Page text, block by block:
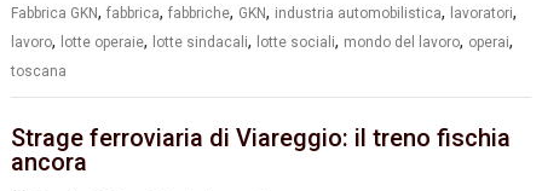
Fabbrica GKN,fabbrica,fabbriche, GKN, industria automobilistica, lavoratori,
lavoro, lotte operaie, lotte sindacali, lotte sociali, mondo del lavoro, operai,
toscana
Strage ferroviaria di Viareggio: il treno fischia
ancora